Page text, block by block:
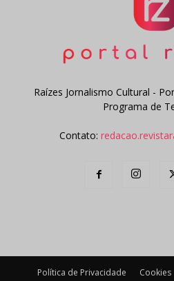
Raízes Jornalismo Cultural -
Programa de
Contato:
Política de Privacidade Cookies